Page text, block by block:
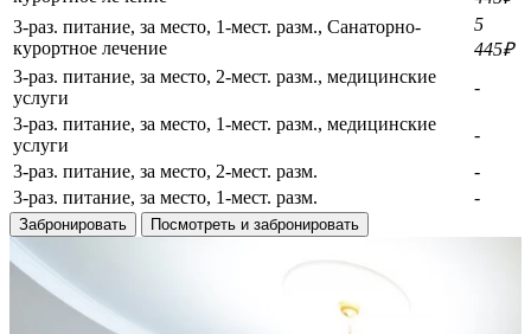
3-раз. питание, за место, 1-мест. разм., Санаторно-
курортное лечение
5
445₽
3-раз. питание, за место, 2-мест. разм., медицинские
услуги
-
3-раз. питание, за место, 1-мест. разм., медицинские
услуги
-
3-раз. питание, за место, 2-мест. разм.
-
3-раз. питание, за место, 1-мест. разм.
-
Забронировать Посмотреть и забронировать